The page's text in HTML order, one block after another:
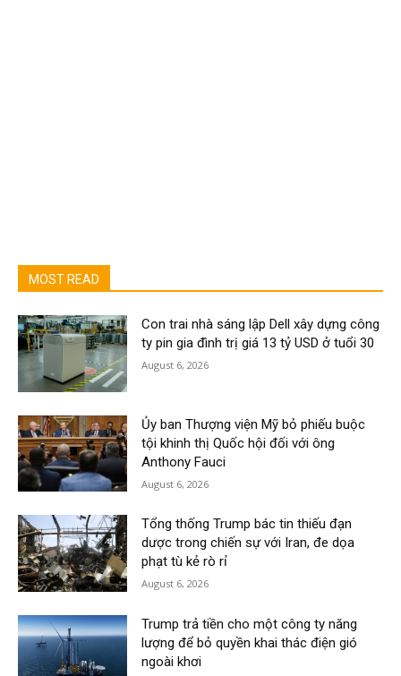
MOST READ
Con trai nhà sáng lập Dell xây dựng công
ty pin gia đình trị giá 13 tỷ USD ở tuổi 30
August 6, 2026
Ủy ban Thượng viện Mỹ bỏ phiếu buộc
tội khinh thị Quốc hội đối với ông
Anthony Fauci
August 6, 2026
Tổng thống Trump bác tin thiếu đạn
dược trong chiến sự với Iran, đe dọa
phạt tù kẻ rò rỉ
August 6, 2026
Trump trả tiền cho một công ty năng
lượng để bỏ quyền khai thác điện gió
ngoài khơi